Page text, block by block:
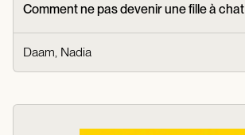
Comment ne pas devenir une fille à chat
Daam, Nadia